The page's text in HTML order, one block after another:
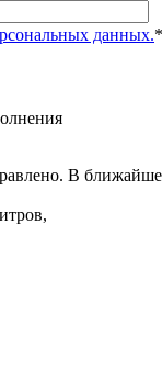
данных.*
В